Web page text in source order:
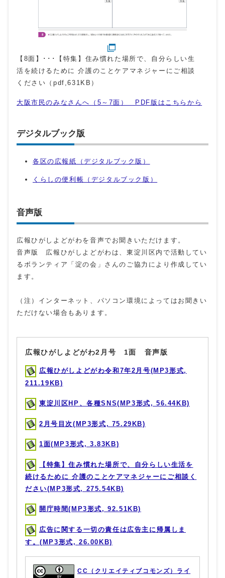
【8面】･･･【特集】住み慣れた場所で、自分らしい生
活を続けるために 介護のことケアマネジャーにご相談
ください（pdf,631KB）
大阪市民のみなさんへ（5～7面） PDF版はこちらから
デジタルブック版
各区の広報紙（デジタルブック版）
くらしの便利帳（デジタルブック版）
音声版
広報ひがしよどがわを音声でお聞きいただけます。
音声版 広報ひがしよどがわは、東淀川区内で活動してい
るボランティア「淀の会」さんのご協力により作成してい
ます。
（注）インターネット、パソコン環境によってはお聞きい
ただけない場合もあります。
広報ひがしよどがわ2月号 1面 音声版
広報ひがしよどがわ令和7年2月号(MP3形式,
211.19KB)
東淀川区HP、各種SNS(MP3形式, 56.44KB)
2月号目次(MP3形式, 75.29KB)
1面(MP3形式, 3.83KB)
【特集】住み慣れた場所で、自分らしい生活を
続けるために 介護のことケアマネジャーにご相談く
ださい(MP3形式, 275.54KB)
開庁時間(MP3形式, 92.51KB)
広告に関する一切の責任は広告主に帰属しま
す。(MP3形式, 26.00KB)
CC（クリエイティブコモンズ）ライ